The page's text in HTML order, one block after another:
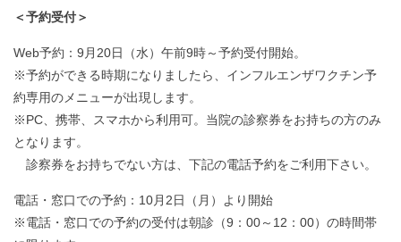
＜予約受付＞
Web予約：9月20日（水）午前9時～予約受付開始。
※予約ができる時期になりましたら、インフルエンザワクチン予
約専用のメニューが出現します。
※PC、携帯、スマホから利用可。当院の診察券をお持ちの方のみ
となります。
診察券をお持ちでない方は、下記の電話予約をご利用下さい。
電話・窓口での予約：10月2日（月）より開始
※電話・窓口での予約の受付は朝診（9：00～12：00）の時間帯